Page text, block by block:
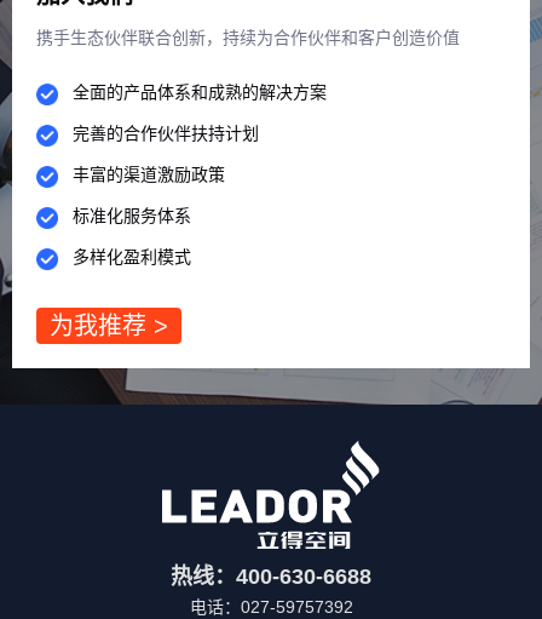
携手生态伙伴联合创新，持续为合作伙伴和客户创造价值
全面的产品体系和成熟的解决方案
完善的合作伙伴扶持计划
丰富的渠道激励政策
标准化服务体系
多样化盈利模式
为我推荐 >
热线：400-630-6688
电话：027-59757392